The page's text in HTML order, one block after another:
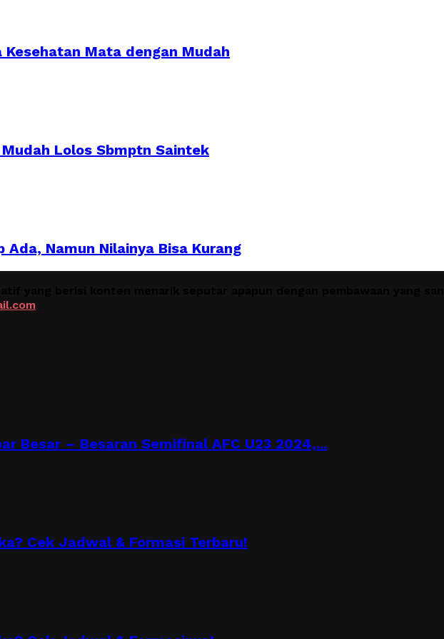
Mata dengan Mudah
Lolos Sbmptn Saintek
Namun Nilainya Bisa Kurang
Besar – Besaran Semifinal AFC U23 2024,...
Cek Jadwal & Formasi Terbaru!